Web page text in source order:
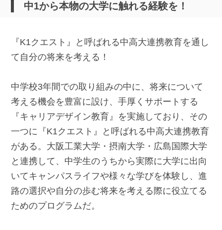
中1から本物の大学に触れる経験を！
『K1クエスト』と呼ばれる中高大連携教育を通し
て自分の将来を考える！
中学校3年間での取り組みの中に、将来について
考える機会を豊富に設け、手厚くサポートする
『キャリアデザイン教育』を実施しており、その
一つに『K1クエスト』と呼ばれる中高大連携教育
がある。大阪工業大学・摂南大学・広島国際大学
と連携して、中学生のうちから実際に大学に出向
いてキャンパスライフや様々な学びを体験し、進
路の選択や自分の歩む将来を考える際に役立てる
ためのプログラムだ。